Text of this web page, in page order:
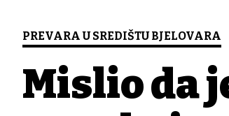
PREVARA U SREDIŠTU BJELOVARA
Mislio da